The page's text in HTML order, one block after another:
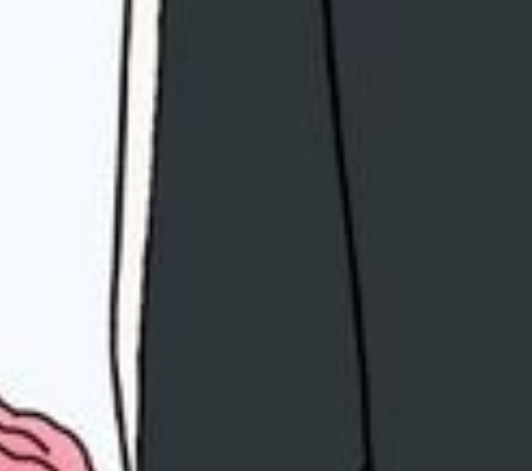
pernikahan putrinya
Fatimah Azzahra dengan Ali Bin Abi
“Semoga Allah menghimpun yang
terserak dari keduanya, memberkati
mereka berdua dan kiranya Allah
meningkatkan kualitas keturunan
mereka, menjadikannya pembuka
pintu rahmat, sumber ilmu dan
hikmah serta pemberi rasa aman